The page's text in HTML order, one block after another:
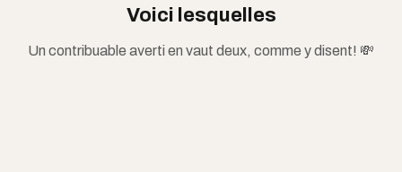
Voici lesquelles
Un contribuable averti en vaut deux, comme y disent! 💸